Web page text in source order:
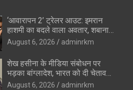
‘आवारापन 2’ ट्रेलर आउट: इमरान
हाशमी का बदले वाला अवतार, शबाना
आजमी के विलेन रोल ने उड़ाए होश
August 6, 2026 adminrkm
शेख हसीना के मीडिया संबोधन पर
भड़का बांग्लादेश, भारत को दी चेतावनी
—”रिश्ते सुधारने की कोशिशों को
August 6, 2026 adminrkm